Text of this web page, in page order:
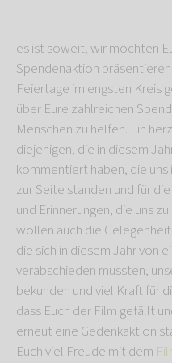
es ist soweit, wir möchten
Spendenaktion
Feiertage im engsten Kreis
über Eure zahlreichen
Menschen zu helfen. Ein
diejenigen, die in diesem
kommentiert haben, die
zur Seite standen und für
und Erinnerungen, die uns
wollen auch die
die sich in diesem Jahr von
verabschieden mussten,
bekunden und viel Kraft für
dass Euch der Film gefällt
erneut eine Gedenkaktion
Euch viel Freude mit dem